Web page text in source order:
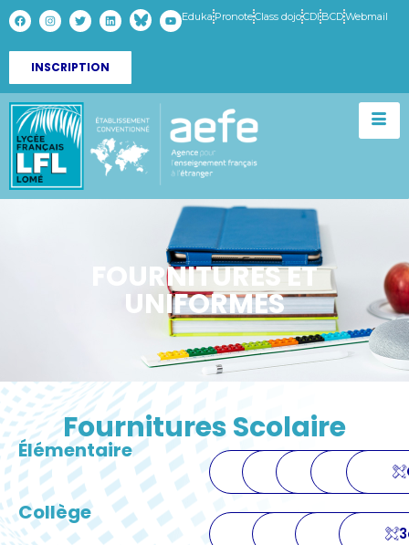
Eduka PronoteClass dojoCDI BCDWebmail
INSCRIPTION
FOURNITURES ET
UNIFORMES
Fournitures Scolaire
Élémentaire
CP CE1 CE2 CM1
Collège
6ème 5ème 4ème